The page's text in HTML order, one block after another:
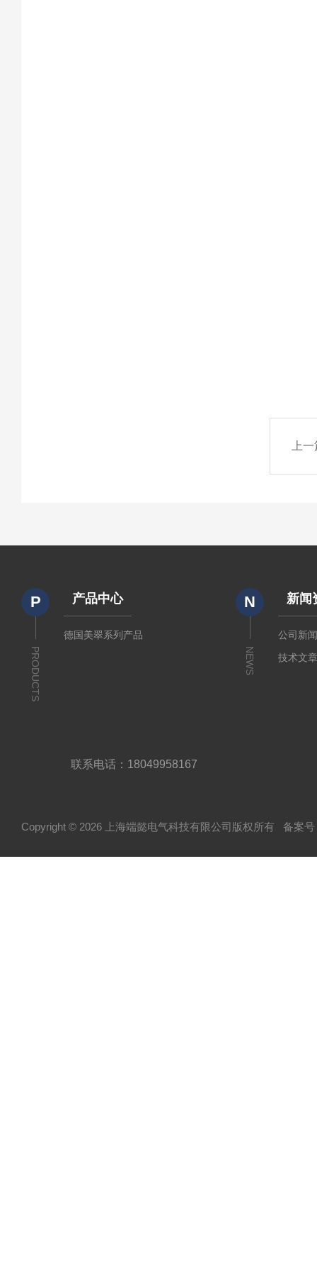
上
P
PRODUCTS
产品中心
德国美翠系列产品
N
NEWS
新闻
公司新
技术文
联系电话：18049958167
Copyright © 2026 上海端懿电气科技有限公司版权所有 备案号